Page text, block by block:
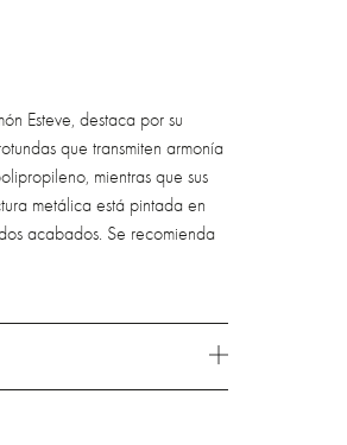
Esteve, destaca por su
que transmiten armonía
mientras que sus
metálica está pintada en
acabados. Se recomienda